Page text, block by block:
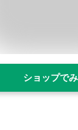
ショップで